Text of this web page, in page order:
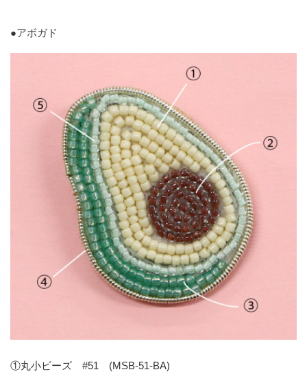
●アボガド
①丸小ビーズ #51 (MSB-51-BA)